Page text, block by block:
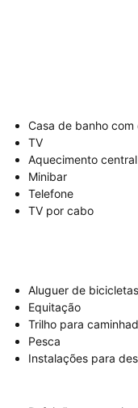
Casa de banho com
TV
Aquecimento central
Minibar
Telefone
TV por cabo
Aluguer de bicicletas
Equitação
Trilho para
Pesca
Instalações para